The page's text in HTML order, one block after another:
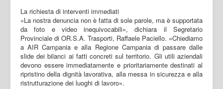
La richiesta di interventi immediati
«La nostra denuncia non è fatta di sole parole, ma è supportata
da foto e video inequivocabili», dichiara il Segretario
Provinciale di OR.S.A. Trasporti, Raffaele Paciello. «Chiediamo
a AIR Campania e alla Regione Campania di passare dalle
slide dei bilanci ai fatti concreti sul territorio. Gli utili aziendali
devono essere immediatamente e prioritariamente destinati al
ripristino della dignità lavorativa, alla messa in sicurezza e alla
ristrutturazione dei luoghi di lavoro».